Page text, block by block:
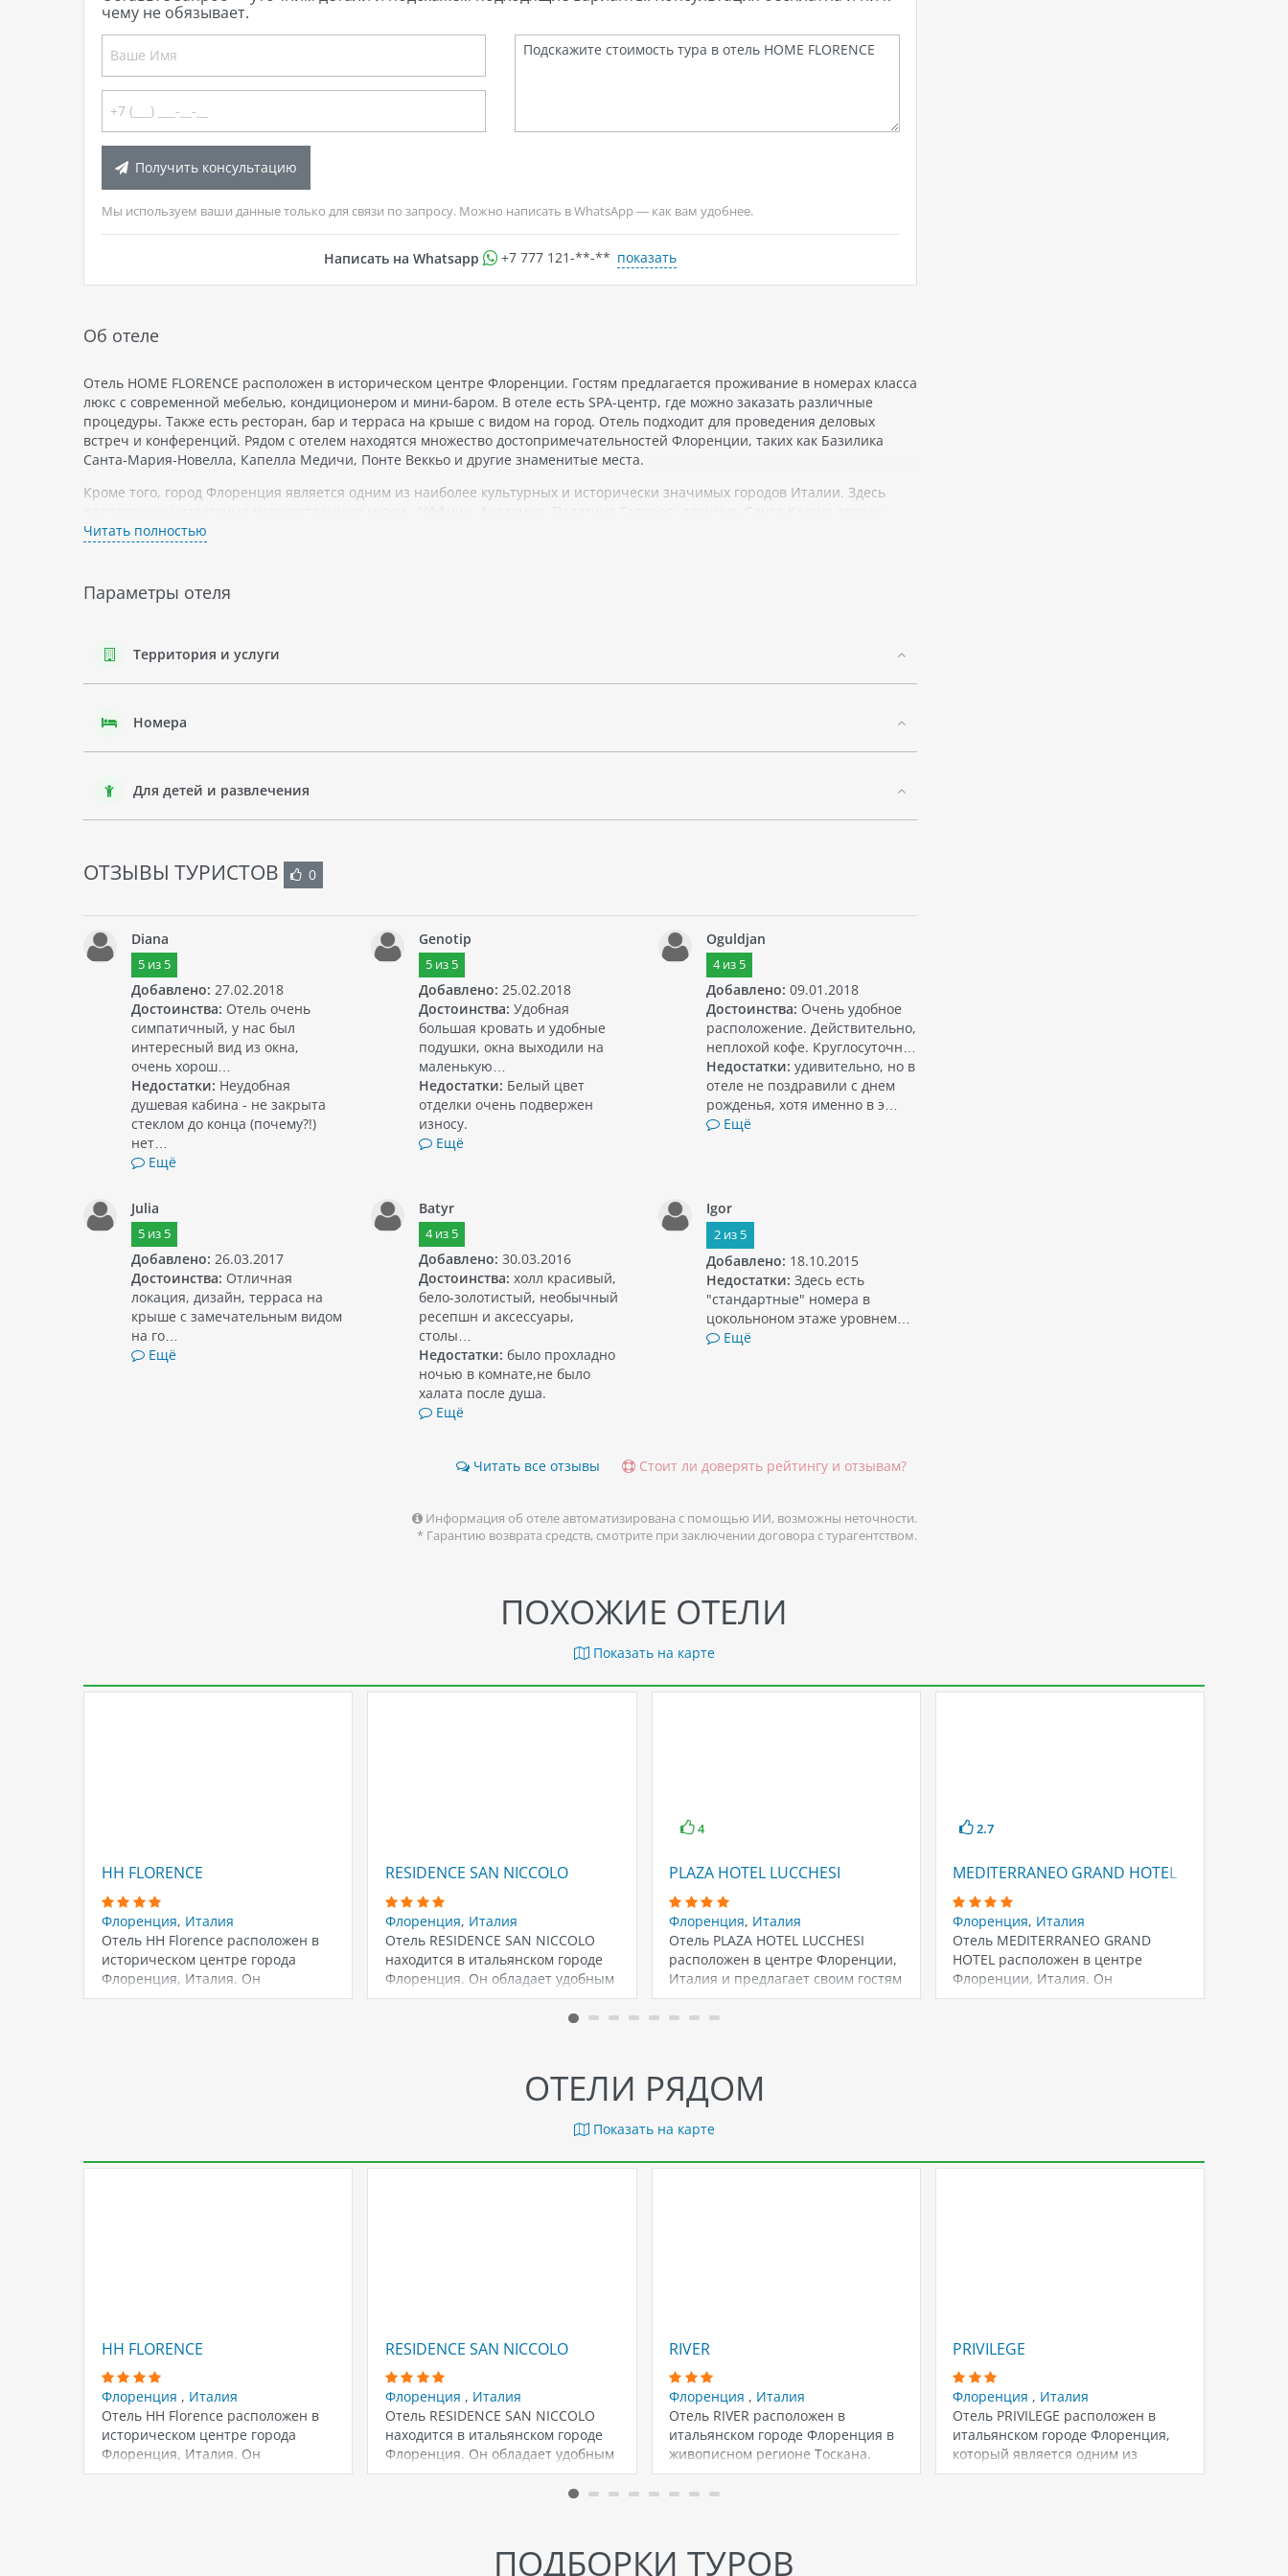
чему не обязывает.
Получить консультацию
Мы используем ваши данные только для связи по запросу. Можно написать в WhatsApp — как вам удобнее.
Написать на Whatsapp +7 777 121-**-** показать
Об отеле
Отель HOME FLORENCE расположен в историческом центре Флоренции. Гостям предлагается проживание в номерах класса
люкс с современной мебелью, кондиционером и мини-баром. В отеле есть SPA-центр, где можно заказать различные
процедуры. Также есть ресторан, бар и терраса на крыше с видом на город. Отель подходит для проведения деловых
встреч и конференций. Рядом с отелем находятся множество достопримечательностей Флоренции, таких как Базилика
Санта-Мария-Новелла, Капелла Медичи, Понте Веккьо и другие знаменитые места.
Кроме того, город Флоренция является одним из наиболее культурных и исторически значимых городов Италии. Здесь
Питти; Боболи сады; знаменитая купальня Годжи в термальном парке в Гаммарате-монте и многое другое.
достопримечательностями Флоренции и провести время в комфорте.
Читать полностью
Параметры отеля
Территория и услуги
Номера
Для детей и развлечения
ОТЗЫВЫ ТУРИСТОВ 0
Diana
5из 5
Добавлено: 27.02.2018
Достоинства: Отель очень
симпатичный, у нас был
интересный вид из окна,
очень хорош…
Недостатки: Неудобная
душевая кабина - не закрыта
стеклом до конца (почему?!)
нет…
Ещё
Genotip
5из 5
Добавлено: 25.02.2018
Достоинства: Удобная
большая кровать и удобные
подушки, окна выходили на
маленькую…
Недостатки: Белый цвет
отделки очень подвержен
износу.
Ещё
Oguldjan
4из 5
Добавлено: 09.01.2018
Достоинства: Очень удобное
расположение. Действительно,
неплохой кофе. Круглосуточн…
Недостатки: удивительно, но в
отеле не поздравили с днем
рожденья, хотя именно в э…
Ещё
Julia
5из 5
Добавлено: 26.03.2017
Достоинства: Отличная
локация, дизайн, терраса на
крыше с замечательным видом
на го…
Ещё
Batyr
4из 5
Добавлено: 30.03.2016
Достоинства: холл красивый,
бело-золотистый, необычный
ресепшн и аксессуары,
столы…
Недостатки: было прохладно
ночью в комнате,не было
халата после душа.
Ещё
Igor
2из 5
Добавлено: 18.10.2015
Недостатки: Здесь есть
"стандартные" номера в
цокольноном этаже уровнем…
Ещё
Читать все отзывы Стоит ли доверять рейтингу и отзывам?
Информация об отеле автоматизирована с помощью ИИ, возможны неточности.
* Гарантию возврата средств, смотрите при заключении договора с турагентством.
ПОХОЖИЕ ОТЕЛИ
Показать на карте
HH FLORENCE
Флоренция, Италия
Отель HH Florence расположен в
историческом центре города
Флоренция, Италия. Он
предлагает люксы с элегантным…
RESIDENCE SAN NICCOLO
Флоренция, Италия
Отель RESIDENCE SAN NICCOLO
находится в итальянском городе
Флоренция. Он обладает удобным
расположением в центре…
4
PLAZA HOTEL LUCCHESI
Флоренция, Италия
Отель PLAZA HOTEL LUCCHESI
расположен в центре Флоренции,
Италия и предлагает своим гостям
роскошные номера…
2.7
MEDITERRANEO GRAND HOTEL
Флоренция, Италия
Отель MEDITERRANEO GRAND
HOTEL расположен в центре
Флоренции, Италия. Он
предлагает своим гостям уютные
ОТЕЛИ РЯДОМ
Показать на карте
HH FLORENCE
Флоренция , Италия
Отель HH Florence расположен в
историческом центре города
Флоренция, Италия. Он
предлагает люксы с элегантным…
RESIDENCE SAN NICCOLO
Флоренция , Италия
Отель RESIDENCE SAN NICCOLO
находится в итальянском городе
Флоренция. Он обладает удобным
расположением в центре…
RIVER
Флоренция , Италия
Отель RIVER расположен в
итальянском городе Флоренция в
живописном регионе Тоскана.
Отель находится в
историческом…
PRIVILEGE
Флоренция , Италия
Отель PRIVILEGE расположен в
итальянском городе Флоренция,
который является одним из
красивейших городов Италии.
ПОДБОРКИ ТУРОВ